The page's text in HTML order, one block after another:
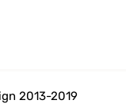
2013-2019